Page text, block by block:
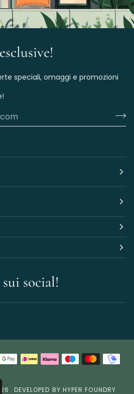
speciali, omaggi e promozioni
social!
DEVELOPED BY HYPER FOUNDRY